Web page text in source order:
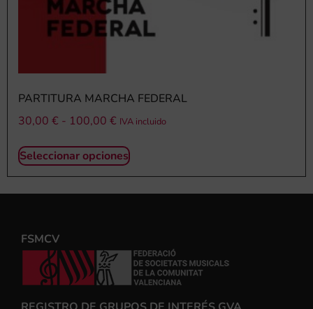
PARTITURA MARCHA FEDERAL
30,00 € - 100,00 € IVA incluido
Seleccionar opciones
FSMCV